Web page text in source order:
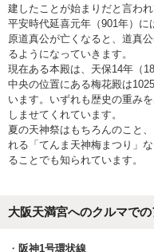
建したことが始まりだと言わ
平安時代延喜元年（901年）
原道真公が亡くなると、道真
るようになっていきます。
現在ある本殿は、天保14年（
中央の位置にある梅花殿は
います。いずれも歴史の重み
しませてくれています。
夏の天神祭はもちろんのこと
れる「てんま天神梅まつり」
ることでも知られています。
大阪天満宮へのクルマで
阪神1号環状線